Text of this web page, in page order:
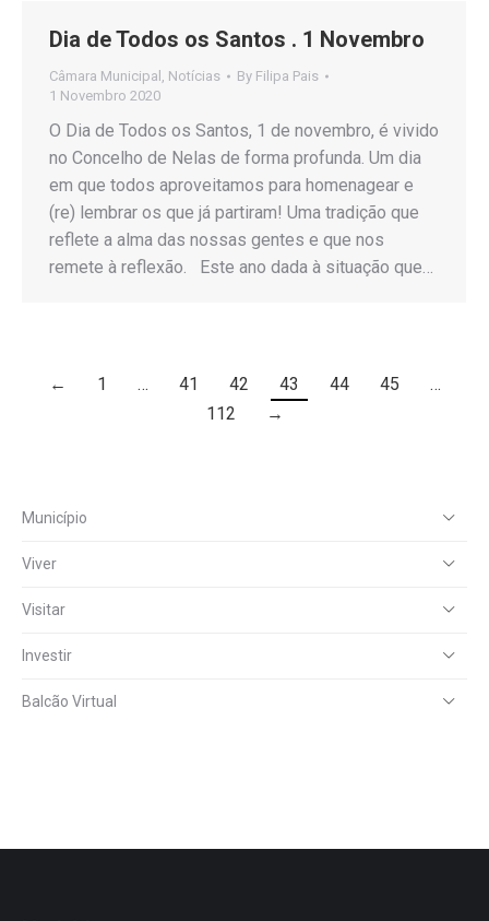
Dia de Todos os Santos . 1 Novembro
Câmara Municipal , Notícias By Filipa Pais
1 Novembro 2020
O Dia de Todos os Santos, 1 de novembro, é vivido
no Concelho de Nelas de forma profunda. Um dia
em que todos aproveitamos para homenagear e
(re) lembrar os que já partiram! Uma tradição que
reflete a alma das nossas gentes e que nos
remete à reflexão. Este ano dada à situação que…
← 1 … 41 42 43 44 45
…
112
→
Município
Viver
Visitar
Investir
Balcão Virtual